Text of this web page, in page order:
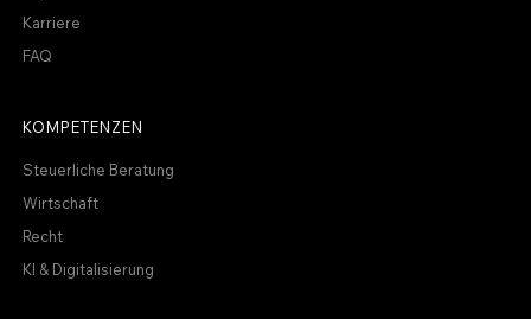
Karriere
FAQ
KOMPETENZEN
Steuerliche Beratung
Wirtschaft
Recht
KI & Digitalisierung